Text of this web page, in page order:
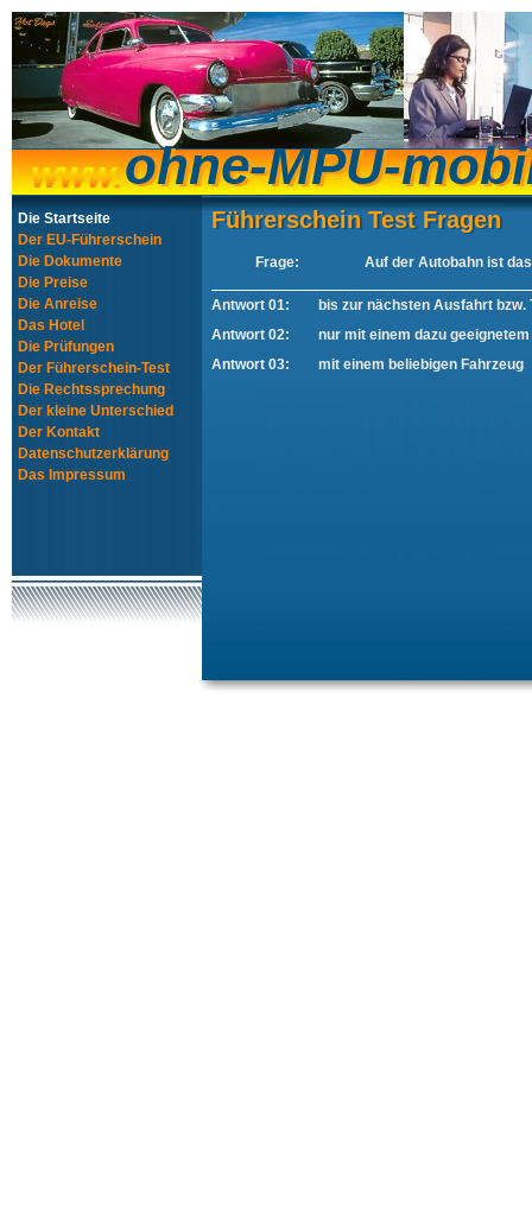
ohne-MPU-
ohne-MPU-
Die Startseite
Der EU-Führerschein
Die Dokumente
Die Preise
Die Anreise
Das Hotel
Die Prüfungen
Der Führerschein-Test
Die Rechtssprechung
Der kleine Unterschied
Der Kontakt
Datenschutzerklärung
Das Impressum
Führerschein Test Fragen
Führerschein Test Fragen
Frage: Auf der Autobahn ist
Antwort 01:
bis zur nächsten Ausfahrt bzw.
Antwort 02:
nur mit einem dazu
Antwort 03:
mit einem beliebigen Fahrzeug